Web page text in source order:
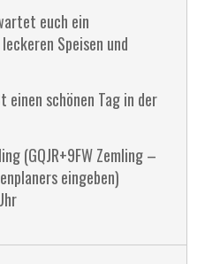
euch ein
Speisen und
einen schönen Tag in der
(GQJR+9FW Zemling –
eingeben)